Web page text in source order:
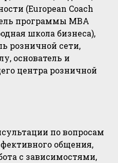
(European Coach
программы MBA
школа бизнеса),
розничной сети,
основатель и
центра розничной
по вопросам
общения,
с зависимостями,